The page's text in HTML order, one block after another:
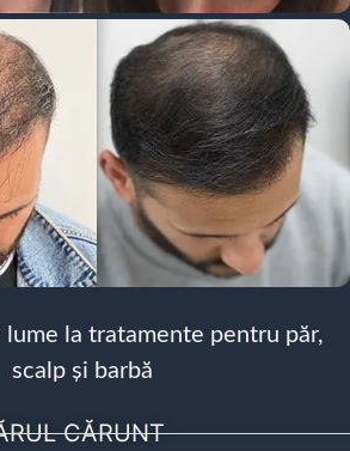
lume la tratamente pentru păr,
scalp și barbă
CĂRUNT